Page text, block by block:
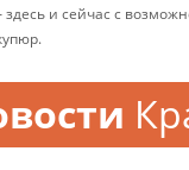
и сейчас с